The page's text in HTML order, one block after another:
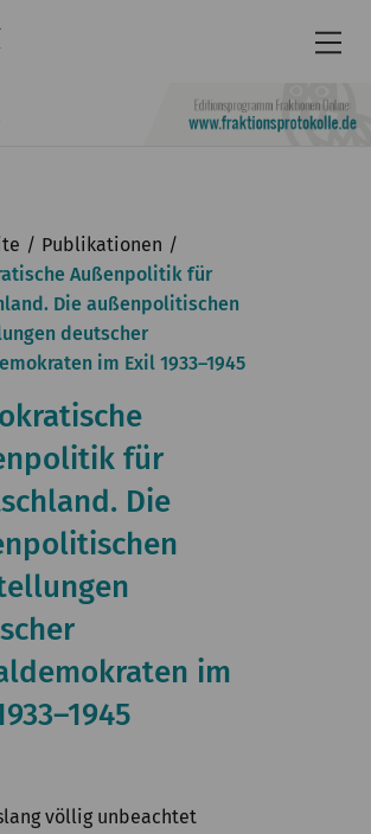
Publikationen
Außenpolitik für
Die außenpolitischen
deutscher
im Exil 1933–1945
für
Die
im
völlig unbeachtet